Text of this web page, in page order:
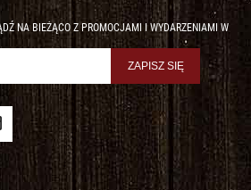
NA BIEŻĄCO Z PROMOCJAMI I WYDARZENIAMI W